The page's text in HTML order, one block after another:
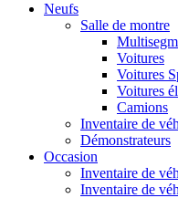
Neufs
Salle de montre
Voitures
Voitures
Voitures
Camions
Inventaire de
Démonstrateurs
Occasion
Inventaire de
Inventaire de